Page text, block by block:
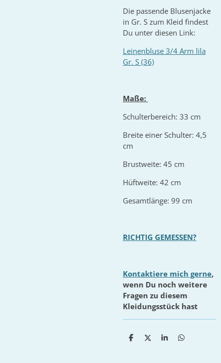
Die passende Blusenjacke
in Gr. S zum Kleid findest
Du unter diesen Link:
Leinenbluse 3/4 Arm lila
Gr. S (36)
Maße:
Schulterbereich: 33 cm
Breite einer Schulter: 4,5
cm
Brustweite: 45 cm
Hüftweite: 42 cm
Gesamtlänge: 99 cm
RICHTIG GEMESSEN?
Kontaktiere mich gerne,
wenn Du noch weitere
Fragen zu diesem
Kleidungsstück hast
T
T
T
T